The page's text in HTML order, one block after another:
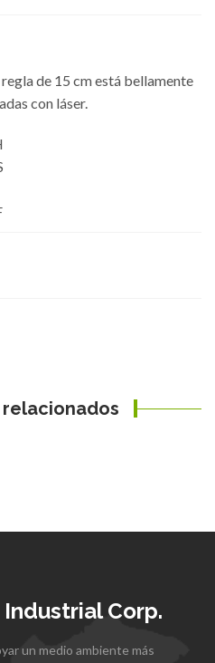
de 15 cm está bellamente
con láser.
Corp.
un medio ambiente más